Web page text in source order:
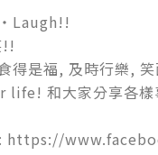
Laugh!!
!!
得是福, 及時行樂,
life! 和大家分享各樣
https://